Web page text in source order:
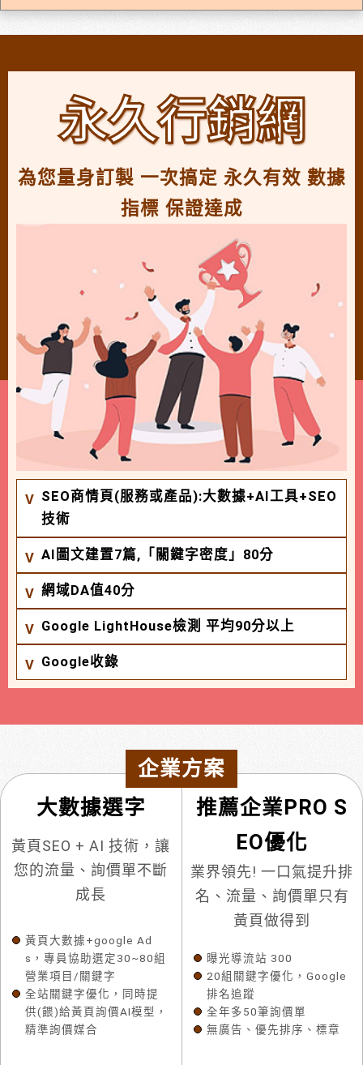
永久行銷網
為您量身訂製 一次搞定 永久有效 數據
指標 保證達成
SEO商情頁(服務或產品):大數據+AI工具+SEO
技術
AI圖文建置7篇,「關鍵字密度」80分
網域DA值40分
Google LightHouse檢測 平均90分以上
Google收錄
企業方案
大數據選字
黃頁SEO + AI 技術，讓
您的流量、詢價單不斷
成長
黃頁大數據+google Ad
s，專員協助選定30~80組
營業項目/關鍵字
全站關鍵字優化，同時提
供(餵)給黃頁詢價AI模型，
精準詢價媒合
推薦企業PRO S
EO優化
業界領先! 一口氣提升排
名、流量、詢價單只有
黃頁做得到
曝光導流站 300
20組關鍵字優化，Google
排名追蹤
全年多50筆詢價單
無廣告、優先排序、標章